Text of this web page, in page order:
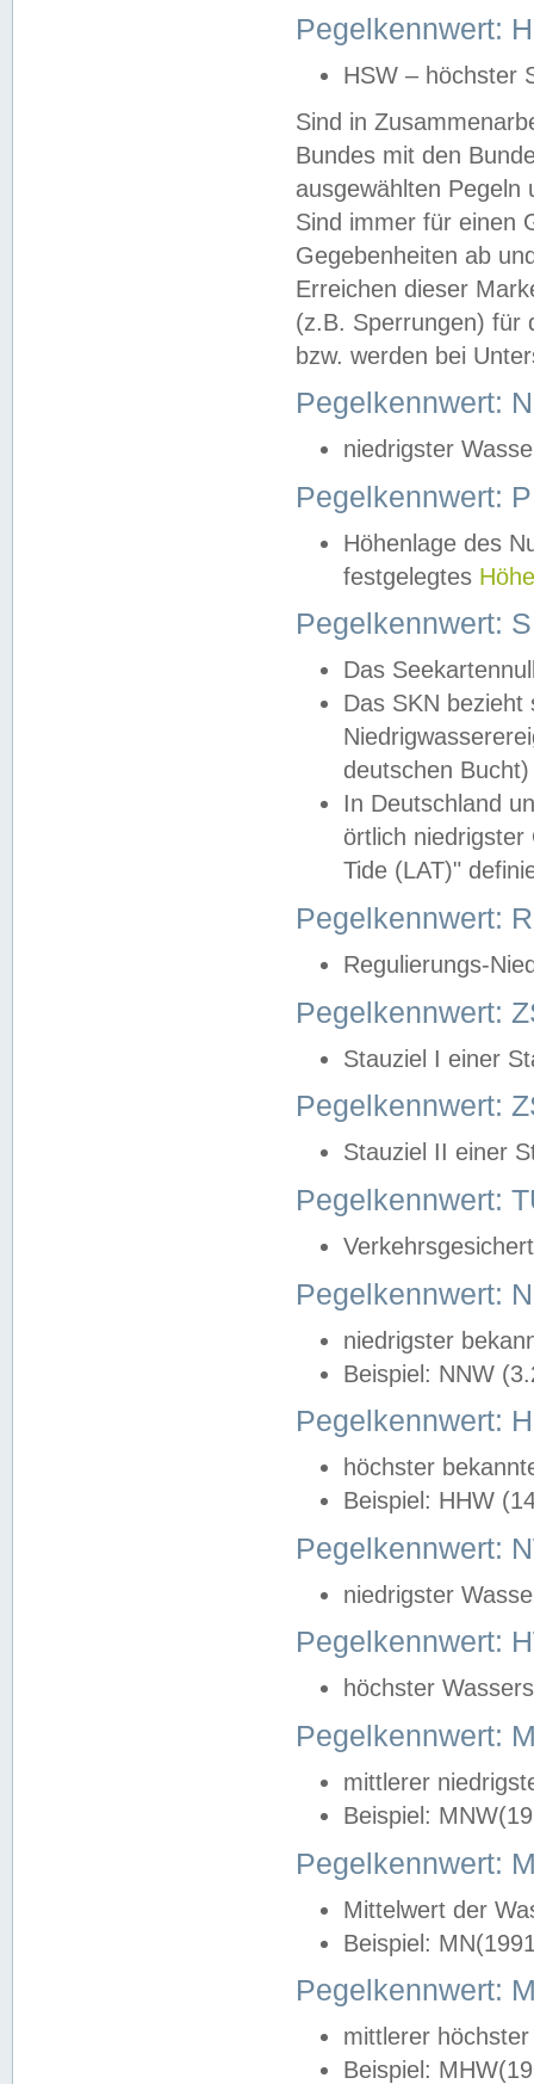
Pegelkennwert:
HSW – höchster
Sind in
Bundes mit den
ausgewählten
Sind immer für einen
Gegebenheiten ab
Erreichen dieser
(z.B. Sperrungen) für
bzw. werden bei
Pegelkennwert:
niedrigster
Pegelkennwert:
Höhenlage des
festgelegtes
Pegelkennwert:
Das
Das SKN
deutschen
In Deutschland
örtlich
Tide (LAT)"
Pegelkennwert:
Regulierungs-
Pegelkennwert:
Stauziel I einer
Pegelkennwert:
Stauziel II einer
Pegelkennwert:
Pegelkennwert:
niedrigster
Beispiel: NNW
Pegelkennwert:
höchster
Beispiel: HHW
Pegelkennwert:
niedrigster
Pegelkennwert:
höchster
Pegelkennwert:
mittlerer
Beispiel:
Pegelkennwert:
Mittelwert der
Beispiel:
Pegelkennwert:
mittlerer
Beispiel: